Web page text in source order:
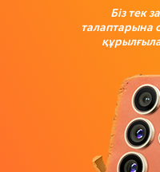
Біз тек
талаптарына